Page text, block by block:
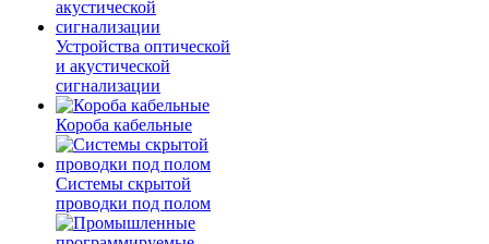
Устройства оптической
и акустической
сигнализации
Короба кабельные
Системы скрытой
проводки под полом